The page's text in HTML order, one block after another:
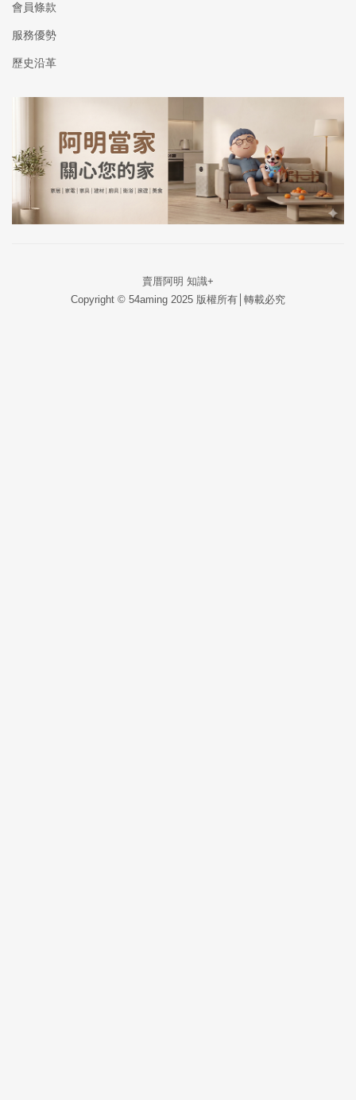
會員條款
服務優勢
歷史沿革
賣厝阿明 知識+
Copyright © 54aming 2025 版權所有│轉載必究